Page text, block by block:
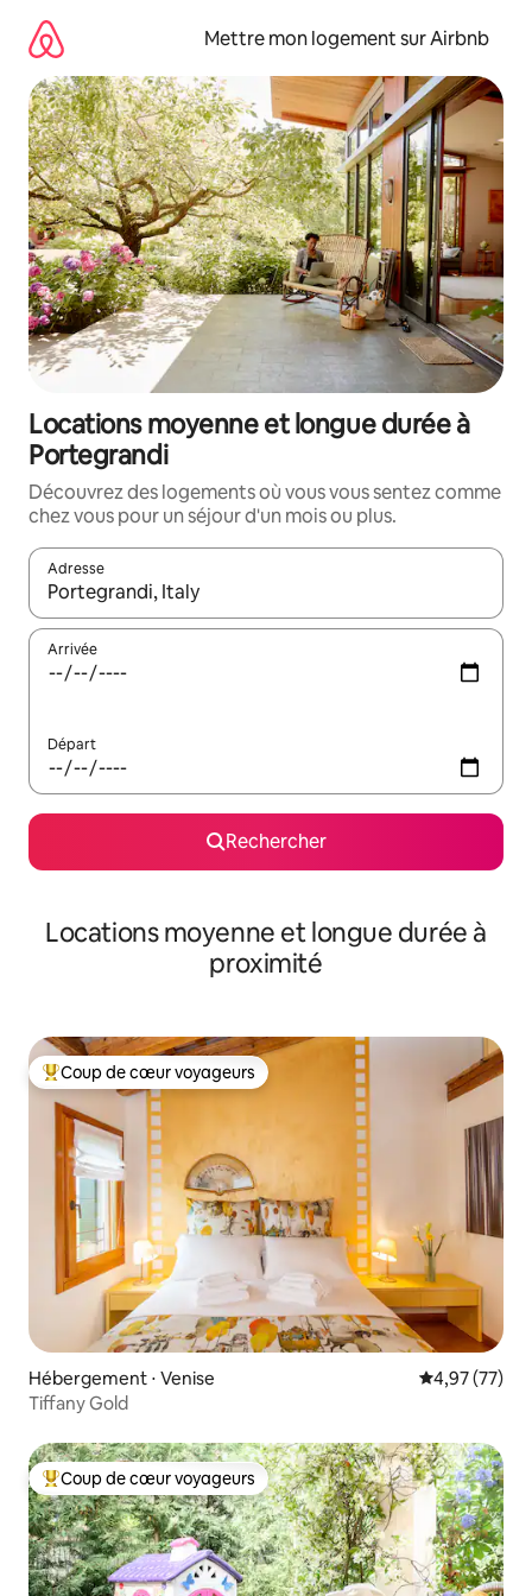
directement
contenu
Mettre mon logement sur Airbnb
Locations moyenne et longue durée à
Portegrandi
Découvrez des logements où vous vous sentez comme
chez vous pour un séjour d'un mois ou plus.
Adresse
Lorsque les résultats s'affichent, utilisez les flèches vers le
Arrivée
Départ
Rechercher
Locations moyenne et longue durée à
proximité
Coups de cœur voyageurs les plus appréciés
Coup de cœur voyageurs
Hébergement ⋅ Venise Évaluation
4,97 (77)
Tiffany Gold
Coups de cœur voyageurs les plus appréciés
Coup de cœur voyageurs